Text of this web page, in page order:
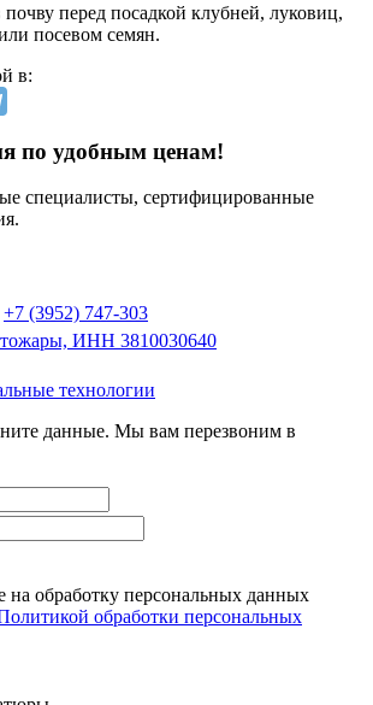
перед посадкой клубней, луковиц,
посевом семян.
в:
по удобным ценам!
специалисты, сертифицированные
+7 (3952) 747-303
ИНН 3810030640
технологии
данные. Мы вам перезвоним в
на обработку персональных данных
обработки персональных